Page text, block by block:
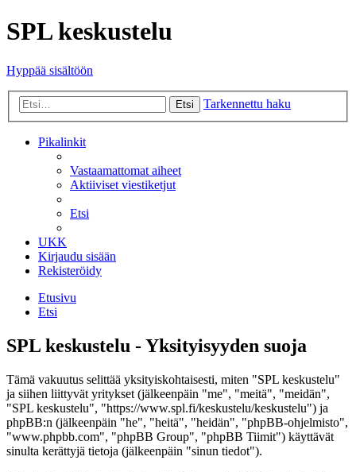
SPL keskustelu
Hyppää sisältöön
Etsi Tarkennettu haku
Pikalinkit
Vastaamattomat aiheet
Aktiiviset viestiketjut
Etsi
UKK
Kirjaudu sisään
Rekisteröidy
Etusivu
Etsi
SPL keskustelu - Yksityisyyden suoja
Tämä vakuutus selittää yksityiskohtaisesti, miten "SPL keskustelu"
ja siihen liittyvät yritykset (jälkeenpäin "me", "meitä", "meidän",
"SPL keskustelu", "https://www.spl.fi/keskustelu/keskustelu") ja
phpBB:n (jälkeenpäin "he", "heitä", "heidän", "phpBB-ohjelmisto",
"www.phpbb.com", "phpBB Group", "phpBB Tiimit") käyttävät
sinulta kerättyjä tietoja (jälkeenpäin "sinun tiedot").